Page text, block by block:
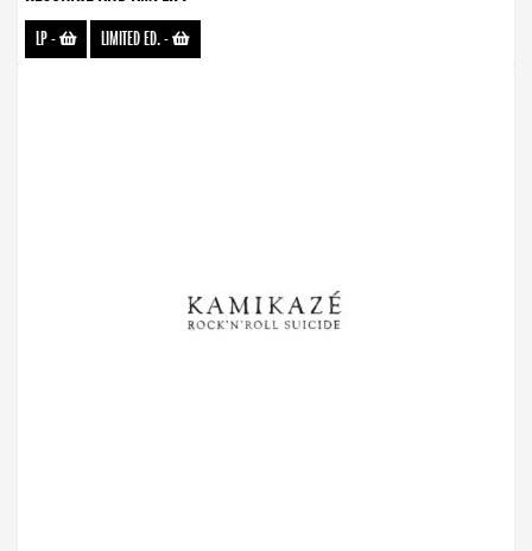
LP- LIMITED ED.-